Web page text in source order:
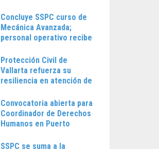
Concluye SSPC curso de
Mecánica Avanzada;
personal operativo recibe
Protección Civil de
Vallarta refuerza su
resiliencia en atención de
Convocatoria abierta para
Coordinador de Derechos
Humanos en Puerto
SSPC se suma a la